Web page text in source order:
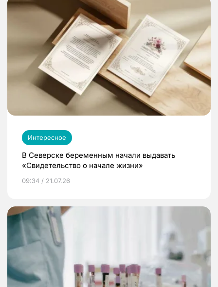
Интересное
В Северске беременным начали выдавать
«Свидетельство о начале жизни»
09:34 / 21.07.26